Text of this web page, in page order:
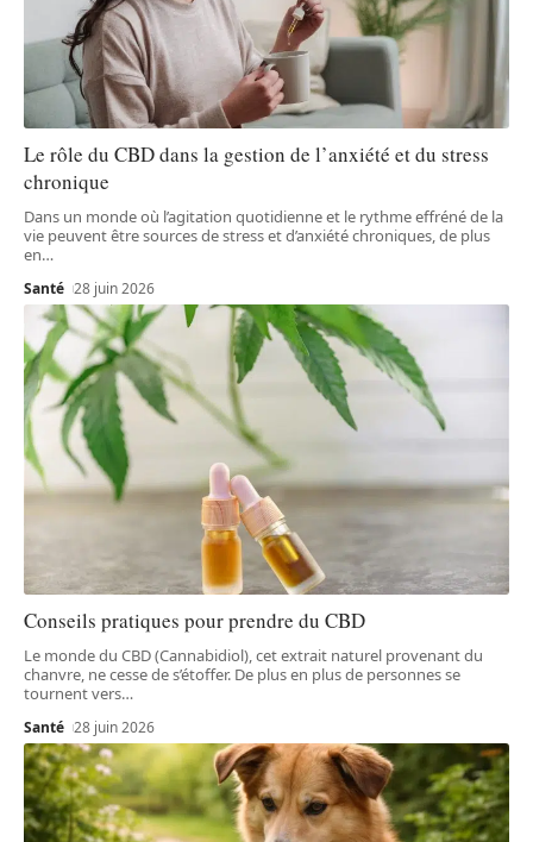
Le rôle du CBD dans la gestion de l’anxiété et du stress
chronique
Dans un monde où l’agitation quotidienne et le rythme effréné de la
vie peuvent être sources de stress et d’anxiété chroniques, de plus
en…
Santé 28 juin 2026
Conseils pratiques pour prendre du CBD
Le monde du CBD (Cannabidiol), cet extrait naturel provenant du
chanvre, ne cesse de s’étoffer. De plus en plus de personnes se
tournent vers…
Santé 28 juin 2026